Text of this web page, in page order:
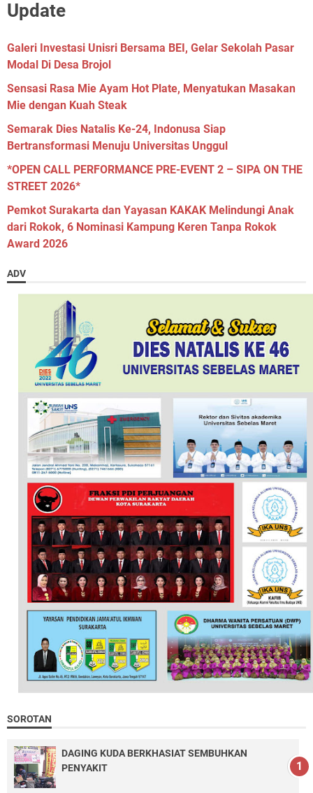
Update
Galeri Investasi Unisri Bersama BEI, Gelar Sekolah Pasar
Modal Di Desa Brojol
Sensasi Rasa Mie Ayam Hot Plate, Menyatukan Masakan
Mie dengan Kuah Steak
Semarak Dies Natalis Ke-24, Indonusa Siap
Bertransformasi Menuju Universitas Unggul
*OPEN CALL PERFORMANCE PRE-EVENT 2 – SIPA ON THE
STREET 2026*
Pemkot Surakarta dan Yayasan KAKAK Melindungi Anak
dari Rokok, 6 Nominasi Kampung Keren Tanpa Rokok
Award 2026
ADV
SOROTAN
DAGING KUDA BERKHASIAT SEMBUHKAN
PENYAKIT